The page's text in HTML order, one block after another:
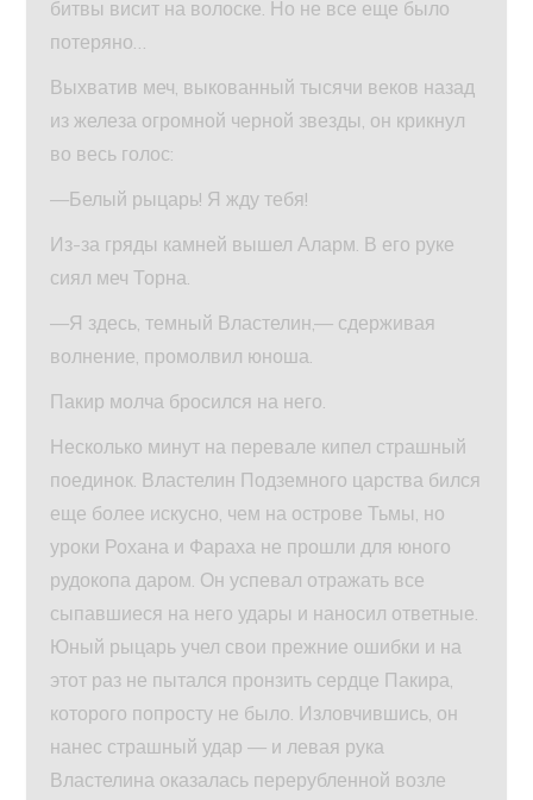
битвы висит на волоске. Но не все еще было
потеряно…
Выхватив меч, выкованный тысячи веков назад
из железа огромной черной звезды, он крикнул
во весь голос:
—Белый рыцарь! Я жду тебя!
Из-за гряды камней вышел Аларм. В его руке
сиял меч Торна.
—Я здесь, темный Властелин,— сдерживая
волнение, промолвил юноша.
Пакир молча бросился на него.
Несколько минут на перевале кипел страшный
поединок. Властелин Подземного царства бился
еще более искусно, чем на острове Тьмы, но
уроки Рохана и Фараха не прошли для юного
рудокопа даром. Он успевал отражать все
сыпавшиеся на него удары и наносил ответные.
Юный рыцарь учел свои прежние ошибки и на
этот раз не пытался пронзить сердце Пакира,
которого попросту не было. Изловчившись, он
нанес страшный удар — и левая рука
Властелина оказалась перерубленной возле